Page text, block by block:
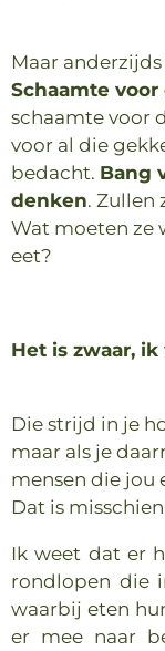
Maar
Schaamte
schaamte voor
voor al die
bedacht. Bang
denken. Zullen
Wat moeten ze
eet?
Het is zwaar,
Die strijd in je
maar als je
mensen die jou
Dat is
Ik weet dat er
rondlopen die
waarbij eten
er mee naar